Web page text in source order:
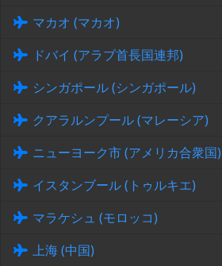
マカオ (マカオ)
ドバイ (アラブ首長国連邦)
シンガポール (シンガポール)
クアラルンプール (マレーシア)
ニューヨーク市 (アメリカ合衆国)
イスタンブール (トゥルキエ)
マラケシュ (モロッコ)
上海 (中国)